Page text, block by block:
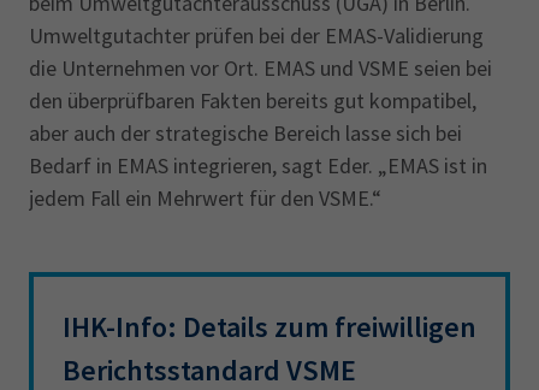
Umweltgutachter prüfen bei der EMAS-Validierung
die Unternehmen vor Ort. EMAS und VSME seien bei
den überprüfbaren Fakten bereits gut kompatibel,
aber auch der strategische Bereich lasse sich bei
Bedarf in EMAS integrieren, sagt Eder. „EMAS ist in
jedem Fall ein Mehrwert für den VSME.“
IHK-Info: Details zum freiwilligen
Berichtsstandard VSME